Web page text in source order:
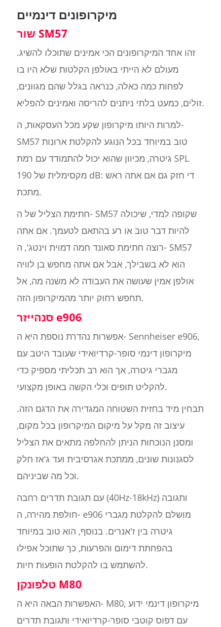
מיקרופונים דינמיים
שור SM57
זהו אחד המיקרופונים הכי אמינים שתוכלו להשיג.
מעולם לא הייתי באולפן הקלטות שלא היו בו
לפחות כמה כאלה, כנראה בגלל שהם מגוונים,
זולים, כמעט בלתי ניתנים להריסה ואמינים להפליא.
למרות היותו מיקרופון שקע מכל העסקאות, ה-
SM57 טוב במיוחד בכל הנוגע להקלטת ארונות
גיטרה, מכיוון שהוא יכול להתמודד עם רמת SPL
מקסימלית של 190 dB: די חזק גם אם אתה ראש
מתכת.
חתימת הצליל של ה- SM57 שקופה למדי, שיכולה
להיות דבר טוב או רע בהתאם לטעמך. אם אתה
רוצה חתימת סאונד חמה דמוית וינטג', ה- SM57
הוא לא בשבילך, אבל אם אתה מחפש בן לוויה
אולפן אמין שעושה את העבודה לא משנה מה, אל
תחפש רחוק יותר מהמיקרופון הזה.
סנהייזר e906
אפשרות נהדרת נוספת היא ה- Sennheiser e906,
מיקרופון דינמי סופר-קרדיואידי שעובד היטב עם
מגברי גיטרה, אך הוא רב תכליתי מספיק כדי
להקליט תופים וכלי הקשה באופן מקצועי.
תבחין מיד בחזית השטוחה המגדירה את הדגם הזה.
עיצוב זה מקל על מיקום המיקרופון בכל מקום,
ומסנן הנוכחות הניתן להחלפה מתאים את הצליל
לסגנונות שונים, ממתכת אגרסיבית ועד ג'אז חלק
וכל מה שביניהם.
עם תגובת תדרים רחבה (40Hz-18kHz) ותגובה
חולפת מהירה, ה- e906 מושלם להקלטת מגברי
גיטרה בין ז'אנרים. בנוסף, הוא טוב במיוחד
בהפחתת דימום והפרעות, כך שתוכל אפילו
להשתמש בו להקלטת הופעות חיות.
טלפונקן M80
האפשרות הבאה היא ה- M80, מיקרופון דינמי ידוע
עם דפוס קוטבי סופר-קרדיואידי ותגובת תדרים